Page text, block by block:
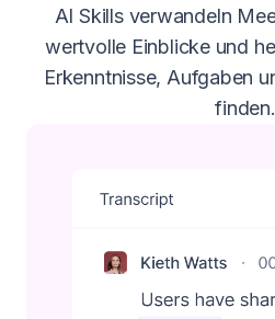
AI Skills verwandeln
wertvolle Einblicke und
Erkenntnisse, Aufgaben
finden.